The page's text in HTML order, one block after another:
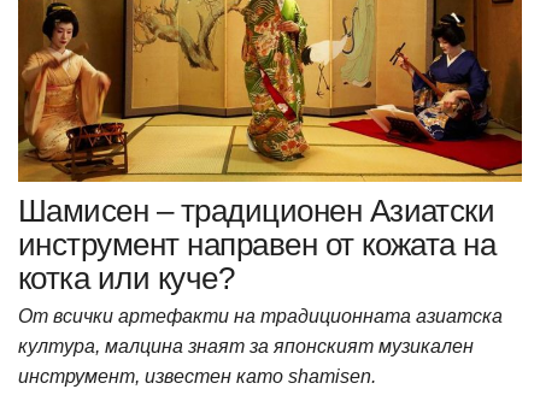
Шамисен – традиционен Азиатски
инструмент направен от кожата на
котка или куче?
От всички артефакти на традиционната азиатска
култура, малцина знаят за японският музикален
инструмент, известен като shamisen.